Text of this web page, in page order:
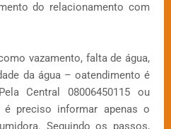
do relacionamento com
vazamento, falta de água,
da água – oatendimento é
Central 08006450115 ou
é preciso informar apenas o
Seguindo os passos,